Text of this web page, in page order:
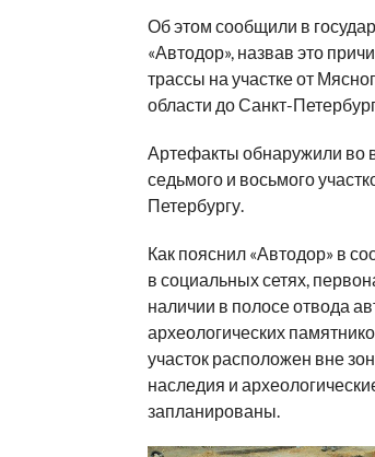
Об этом сообщили в
«Автодор», назвав это
трассы на участке от
области до Санкт-
Артефакты обнаружили во
седьмого и восьмого
Петербургу.
Как пояснил «Автодор» в
в социальных сетях,
наличии в полосе отвода
археологических
участок расположен вне
наследия и
запланированы.